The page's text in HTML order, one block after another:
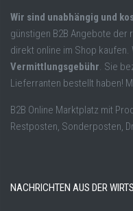
Wir sind unabhängig und
günstigen B2B Angebote
direkt online im Shop kaufen.
Vermittlungsgebühr. Sie
Lieferranten bestellt haben!
B2B Online Marktplatz mit
Restposten, Sonderposten,
NACHRICHTEN AUS DER